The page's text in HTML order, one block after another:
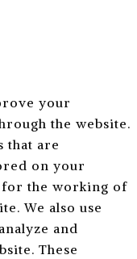
your
the website.
that are
on your
for the working of
We also use
and
These